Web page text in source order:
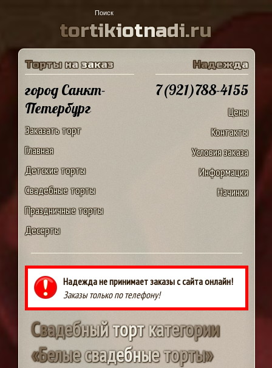
tortikiotnadi.ru
Торты на заказ
город Санкт-
Петербург
Заказать торт
Главная
Детские торты
Свадебные торты
Праздничные торты
Десерты
Надежда
7(921)788-4155
Цены
Контакты
Условия заказа
Информация
Начинки
Надежда не принимает заказы с сайта онлайн!
Заказы только по телефону!
Свадебныйторткатегории
«Белыесвадебныеторты»